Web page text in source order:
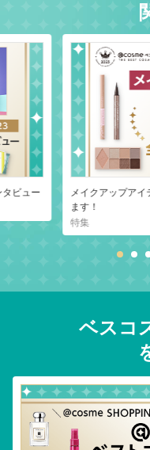
ビュー
メイクアップア
ます！
特集
ベスコ